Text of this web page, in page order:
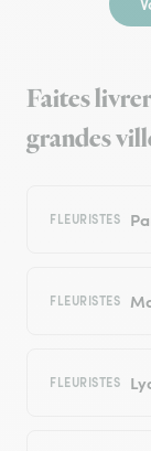
Faites
grandes
FLEURISTES
FLEURISTES
FLEURISTES